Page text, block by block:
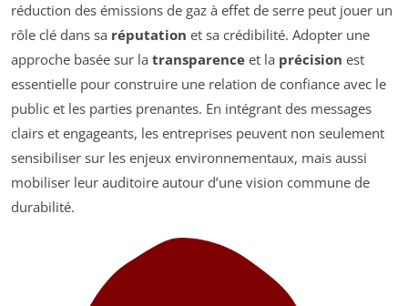
réduction des émissions de gaz à effet de serre peut jouer un
rôle clé dans sa réputation et sa crédibilité. Adopter une
approche basée sur la transparence et la précision est
essentielle pour construire une relation de confiance avec le
public et les parties prenantes. En intégrant des messages
clairs et engageants, les entreprises peuvent non seulement
sensibiliser sur les enjeux environnementaux, mais aussi
mobiliser leur auditoire autour d’une vision commune de
durabilité.